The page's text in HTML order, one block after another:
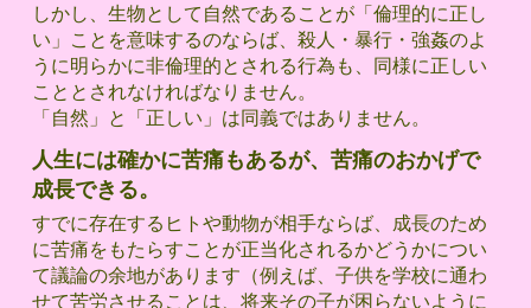
しかし、生物として自然であることが「倫理的に正し
い」ことを意味するのならば、殺人・暴行・強姦のよ
うに明らかに非倫理的とされる行為も、同様に正しい
こととされなければなりません。
「自然」と「正しい」は同義ではありません。
人生には確かに苦痛もあるが、苦痛のおかげで
成長できる。
すでに存在するヒトや動物が相手ならば、成長のため
に苦痛をもたらすことが正当化されるかどうかについ
て議論の余地があります（例えば、子供を学校に通わ
せて苦労させることは、将来その子が困らないように